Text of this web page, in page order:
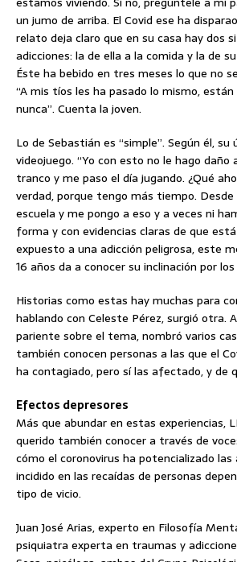
un jumo de arriba. El Covid ese ha
relato deja claro que en su casa hay dos
adicciones: la de ella a la comida y la de
Éste ha bebido en tres meses lo que no
“A mis tíos les ha pasado lo mismo,
nunca”. Cuenta la joven.
Lo de Sebastián es “simple”. Según él, su
videojuego. “Yo con esto no le hago daño
tranco y me paso el día jugando. ¿Qué
verdad, porque tengo más tiempo.
escuela y me pongo a eso y a veces ni
forma y con evidencias claras de que
expuesto a una adicción peligrosa, este
16 años da a conocer su inclinación por
Historias como estas hay muchas para
hablando con Celeste Pérez, surgió otra.
pariente sobre el tema, nombró varios
también conocen personas a las que el
ha contagiado, pero sí las afectado, y de
Efectos depresores
Más que abundar en estas experiencias,
querido también conocer a través de
cómo el coronovirus ha potencializado las
incidido en las recaídas de personas
tipo de vicio.
Juan José Arias, experto en Filosofía
psiquiatra experta en traumas y